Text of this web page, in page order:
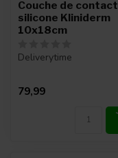
Couche de contact
silicone Kliniderm
10x18cm
Deliverytime
79,99